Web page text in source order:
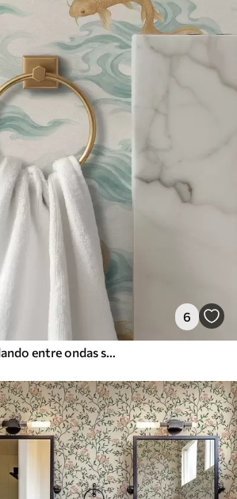
6
Peixe koi âmbar nadando entre ondas suaves de cor turquesa